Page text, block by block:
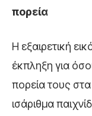
πορεία
Η εξαιρετική
έκπληξη για
πορεία τους
ισάριθμα